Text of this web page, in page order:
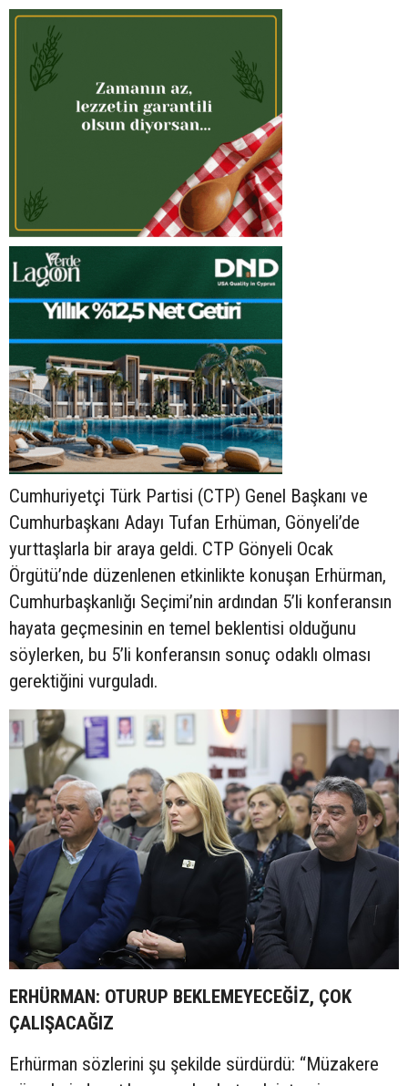
Cumhuriyetçi Türk Partisi (CTP) Genel Başkanı ve
Cumhurbaşkanı Adayı Tufan Erhüman, Gönyeli’de
yurttaşlarla bir araya geldi. CTP Gönyeli Ocak
Örgütü’nde düzenlenen etkinlikte konuşan Erhürman,
Cumhurbaşkanlığı Seçimi’nin ardından 5’li konferansın
hayata geçmesinin en temel beklentisi olduğunu
söylerken, bu 5’li konferansın sonuç odaklı olması
gerektiğini vurguladı.
ERHÜRMAN: OTURUP BEKLEMEYECEĞİZ, ÇOK
ÇALIŞACAĞIZ
Erhürman sözlerini şu şekilde sürdürdü: “Müzakere